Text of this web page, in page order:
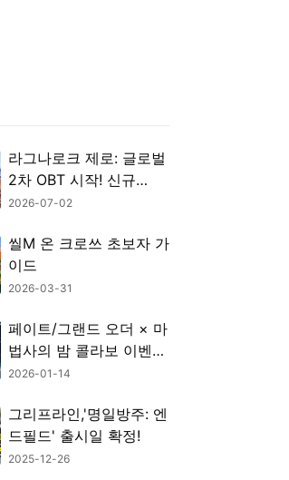
라그나로크 제로: 글로벌
2차 OBT 시작! 신규
UGC 콘텐츠 총정리
2026-07-02
씰M 온 크로쓰 초보자 가
이드
2026-03-31
페이트/그랜드 오더 × 마
법사의 밤 콜라보 이벤트
완벽 정리｜기간, 배포
리
2026-01-14
그리프라인,'명일방주: 엔
드필드' 출시일 확정!
2025-12-26